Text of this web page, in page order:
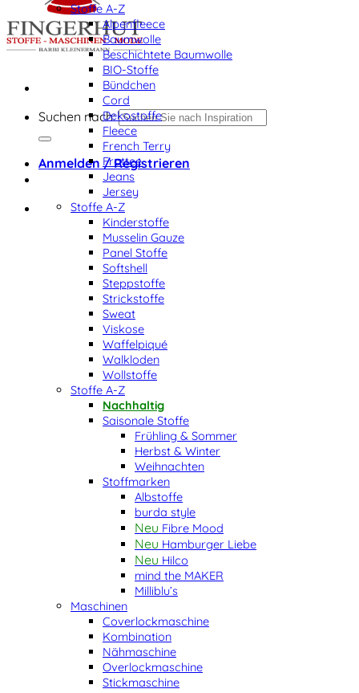
Suchen nach:
Anmelden / Registrieren
Stoffe A-Z
Alpenfleece
Baumwolle
Beschichtete Baumwolle
BIO-Stoffe
Bündchen
Cord
Dekostoffe
Fleece
French Terry
Frottee
Jeans
Jersey
Stoffe A-Z
Kinderstoffe
Musselin Gauze
Panel Stoffe
Softshell
Steppstoffe
Strickstoffe
Sweat
Viskose
Waffelpiqué
Walkloden
Wollstoffe
Stoffe A-Z
Nachhaltig
Saisonale Stoffe
Frühling & Sommer
Herbst & Winter
Weihnachten
Stoffmarken
Albstoffe
burda style
Fibre Mood
Hamburger Liebe
Hilco
mind the MAKER
Milliblu’s
Maschinen
Coverlockmaschine
Kombination
Nähmaschine
Overlockmaschine
Stickmaschine